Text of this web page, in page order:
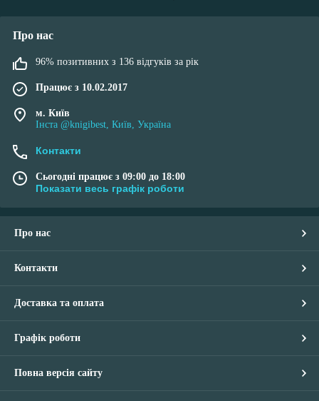
Про нас
96% позитивних з 136 відгуків за рік
Працює з 10.02.2017
м. Київ
Інста @knigibest, Київ, Україна
Контакти
Сьогодні працює з 09:00 до 18:00
Показати весь графік роботи
Про нас
Контакти
Доставка та оплата
Графік роботи
Повна версія сайту